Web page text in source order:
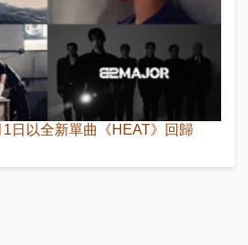
日以全新單曲《HEAT》回歸